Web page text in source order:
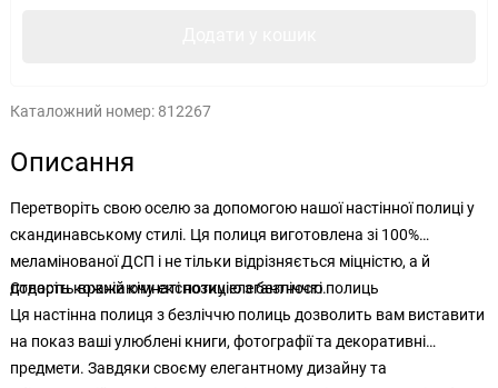
Каталожний номер: 812267
Описання
Перетворіть свою оселю за допомогою нашої настінної полиці у
скандинавському стилі. Ця полиця виготовлена зі 100%
меламінованої ДСП і не тільки відрізняється міцністю, а й
додасть кожній кімнаті нотку елегантності.
Створіть вражаючу експозицію з безліччю полиць
Ця настінна полиця з безліччю полиць дозволить вам виставити
на показ ваші улюблені книги, фотографії та декоративні
предмети. Завдяки своєму елегантному дизайну та